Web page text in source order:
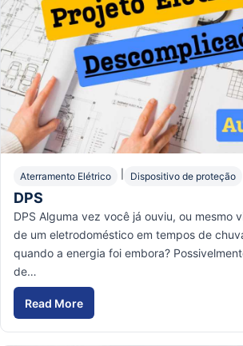
Aterramento Elétrico Dispositivo de proteção
DPS
DPS Alguma vez você já ouviu, ou mesmo
de um eletrodoméstico em tempos de
quando a energia foi embora?
de…
Read More
DPS